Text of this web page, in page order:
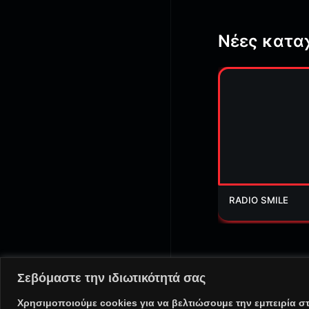
Σεβόμαστε την ιδιωτικότητά σας
Χρησιμοποιούμε cookies για να βελτιώσουμε την εμπειρία
Νέες
RADIO SMILE
@ Copyright 2025